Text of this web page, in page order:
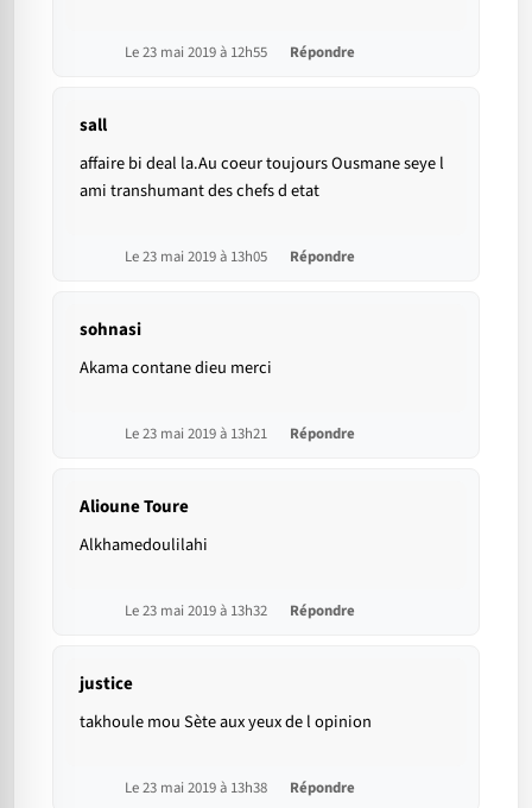
Le 23 mai 2019 à 12h55 Répondre
sall
affaire bi deal la.Au coeur toujours Ousmane seye l
ami transhumant des chefs d etat
Le 23 mai 2019 à 13h05 Répondre
sohnasi
Akama contane dieu merci
Le 23 mai 2019 à 13h21 Répondre
Alioune Toure
Alkhamedoulilahi
Le 23 mai 2019 à 13h32 Répondre
justice
takhoule mou Sète aux yeux de l opinion
Le 23 mai 2019 à 13h38 Répondre